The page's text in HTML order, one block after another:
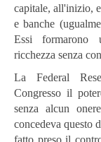
capitale, all'inizio,
e banche
Essi formarono
ricchezza senza
La Federal
Congresso il
senza alcun
concedeva questo